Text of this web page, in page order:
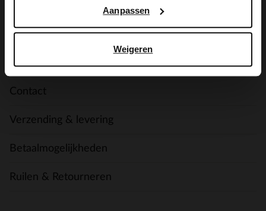
Aanpassen
Weigeren
Meer over My Manfield
Service
Contact
Verzending & levering
Betaalmogelijkheden
Ruilen & Retourneren